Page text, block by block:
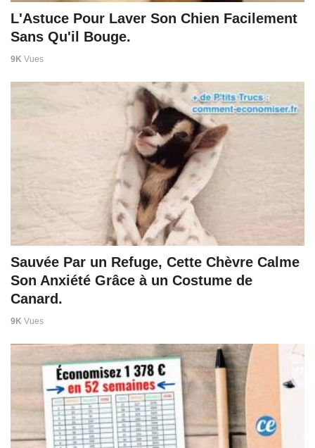
L'Astuce Pour Laver Son Chien Facilement
Sans Qu'il Bouge.
9K Vues
Sauvée Par un Refuge, Cette Chèvre Calme
Son Anxiété Grâce à un Costume de
Canard.
9K Vues